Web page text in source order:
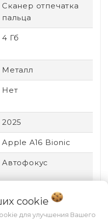
Сканер отпечатка
пальца
4 Гб
Металл
Нет
2025
Apple A16 Bionic
Автофокус
Для видео, Для игр,
Для работы, Для
чтения
cookie
для улучшения Вашего